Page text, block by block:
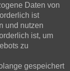
Daten von
ist
und nutzen
ist, um
zu
gespeichert